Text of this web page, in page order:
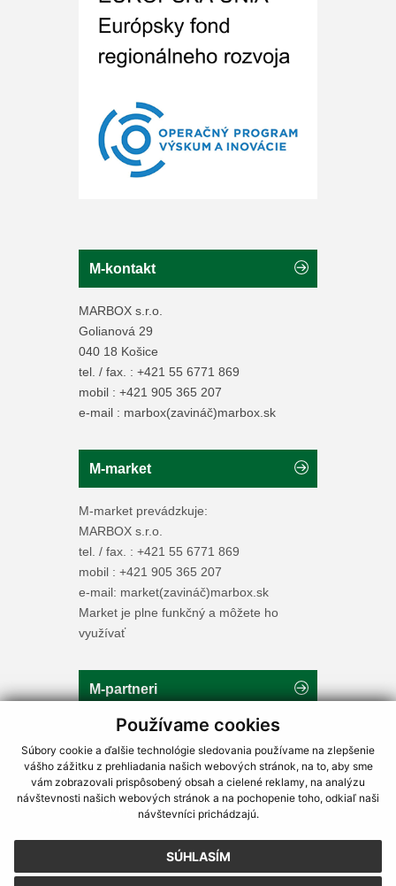
Používame cookies
Súbory cookie a ďalšie technológie sledovania používame na zlepšenie
vášho zážitku z prehliadania našich webových stránok, na to, aby sme
vám zobrazovali prispôsobený obsah a cielené reklamy, na analýzu
návštevnosti našich webových stránok a na pochopenie toho, odkiaľ naši
návštevníci prichádzajú.
SÚHLASÍM
M-kontakt
MARBOX s.r.o.
Golianová 29
040 18 Košice
tel. / fax. : +421 55 6771 869
mobil : +421 905 365 207
e-mail : marbox(zavináč)marbox.sk
M-market
M-market prevádzkuje:
MARBOX s.r.o.
tel. / fax. : +421 55 6771 869
mobil : +421 905 365 207
e-mail: market(zavináč)marbox.sk
Market je plne funkčný a môžete ho
využívať
M-partneri
Marpol - služby pre vaše vchody.
Prokov - zámočnícke práce.
Cookies | OOÚ